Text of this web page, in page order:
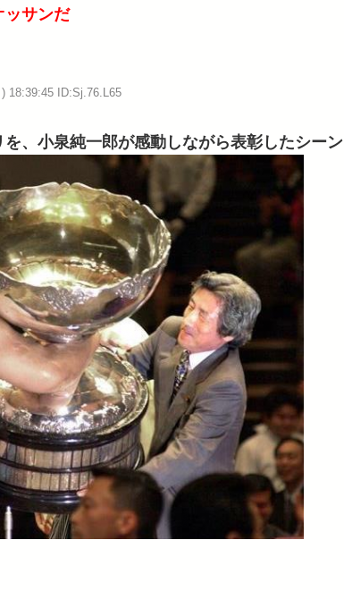
ッサンだ
18:39:45 ID:Sj.76.L65
、小泉純一郎が感動しながら表彰したシーン